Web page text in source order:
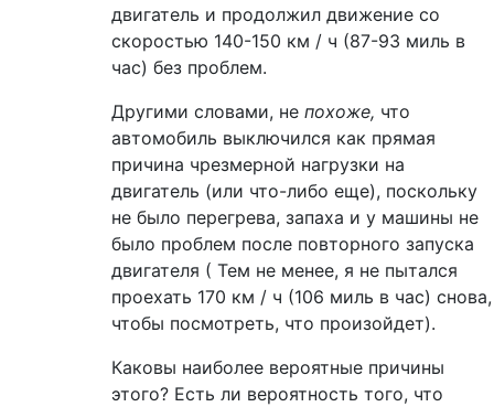
двигатель и продолжил движение со
скоростью 140-150 км / ч (87-93 миль в
час) без проблем.
Другими словами, не похоже, что
автомобиль выключился как прямая
причина чрезмерной нагрузки на
двигатель (или что-либо еще), поскольку
не было перегрева, запаха и у машины не
было проблем после повторного запуска
двигателя ( Тем не менее, я не пытался
проехать 170 км / ч (106 миль в час) снова,
чтобы посмотреть, что произойдет).
Каковы наиболее вероятные причины
этого? Есть ли вероятность того, что